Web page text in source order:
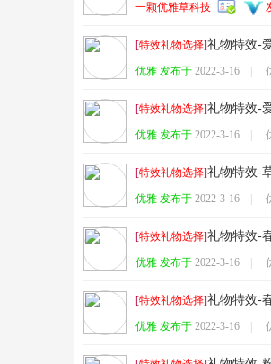
坛
一颗优雅草科技
[特效礼物选择]礼物特效-
优雅 发布于 2022-3-16
[特效礼物选择]礼物特效-
优雅 发布于 2022-3-16
[特效礼物选择]礼物特效-
优雅 发布于 2022-3-16
[特效礼物选择]礼物特效-
优雅 发布于 2022-3-16
[特效礼物选择]礼物特效-
优雅 发布于 2022-3-16